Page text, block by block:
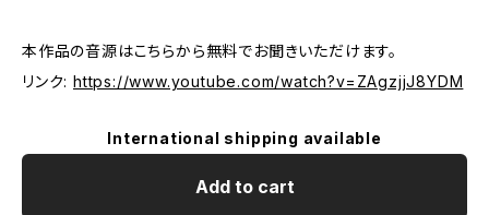
本作品の音源はこちらから無料でお聞きいただけます。
リンク: https://www.youtube.com/watch?v=ZAgzjjJ8YDM
International shipping available
Add to cart